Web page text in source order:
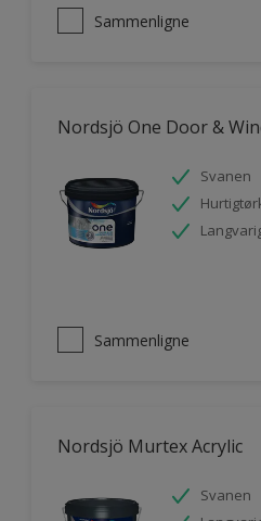
Sammenligne
Nordsjö One Door &
Svanen
Sammenligne
Nordsjö Murtex Acrylic
Svanen